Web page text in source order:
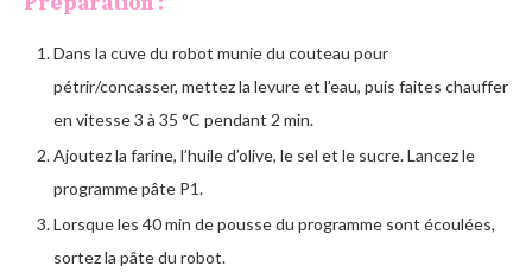
Dans la cuve du robot munie du couteau pour
pétrir/concasser, mettez la levure et l’eau, puis faites chauffer
en vitesse 3 à 35 °C pendant 2 min.
Ajoutez la farine, l’huile d’olive, le sel et le sucre. Lancez le
programme pâte P1.
Lorsque les 40 min de pousse du programme sont écoulées,
sortez la pâte du robot.